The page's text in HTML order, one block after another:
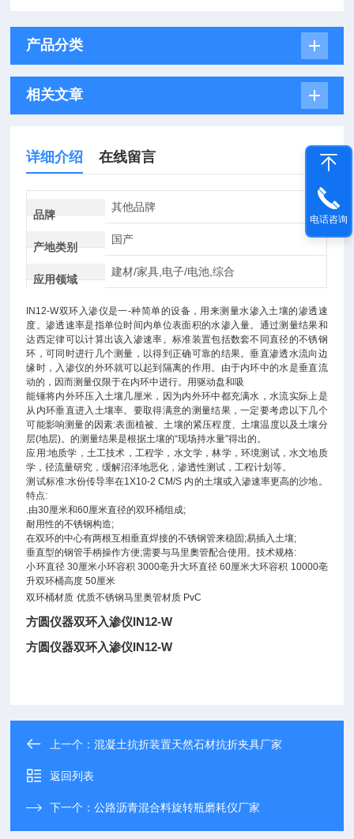
产品分类
相关文章
详细介绍 在线留言
品牌
其他品牌
产地类别
国产
应用领域
建材/家具,电子/电池,综合
IN12-W双环入渗仪是一-种简单的设备，用来测量水渗入土壤的渗透速
度。渗透速率是指单位时间内单位表面积的水渗入量。通过测量结果和
达西定律可以计算出该入渗速率。标准装置包括数套不同直径的不锈钢
环，可同时进行几个测量，以得到正确可靠的结果。垂直渗透水流向边
缘时，入渗仪的外环就可以起到隔离的作用。由于内环中的水是垂直流
动的，因而测量仅限于在内环中进行。用驱动盘和吸
能锤将内外环压入土壤几厘米，因为内外环中都充满水，水流实际上是
从内环垂直进入土壤率。要取得满意的测量结果，一定要考虑以下几个
可能影响测量的因素:表面植被、土壤的紧压程度、土壤温度以及土壤分
层(地层)。的测量结果是根据土壤的“现场持水量"得出的。
应用 :地质学，土工技术，工程学，水文学，林学，环境测试，水文地质
学，径流量研究，缓解沼泽地恶化，渗透性测试，工程计划等。
测试标准:水份传导率在1X10-2 CM/S 内的土壤或入渗速率更高的沙地。
特点:
.由30厘米和60厘米直径的双环桶组成;
耐用性的不锈钢构造;
在双环的中心有两根互相垂直焊接的不锈钢管来稳固 ;易插入土壤;
垂直型的钢管手柄操作方便;需要与马里奧管配合使用。技术规格:
小环直径30厘米小环容积 3000亳升大环直径60厘米大环容积 10000亳
升双环桶高度 50厘米
双环桶材质 优质不锈钢马里奥管材质 PvC
方圆仪器双环入渗仪IN12-W
方圆仪器双环入渗仪IN12-W
上一个：混凝土抗折装置天然石材抗折夹具厂家
返回列表
下一个：公路沥青混合料旋转瓶磨耗仪厂家
电话咨询